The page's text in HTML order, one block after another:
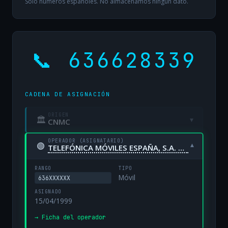
📞 636628339
CADENA DE ASIGNACIÓN
🏛 ORIGEN
CNMC ▾
🟢 OPERADOR (ASIGNATARIO)
TELEFÓNICA MÓVILES ESPAÑA, S.A. UNIPERSONAL ▾
RANGO
636XXXXXX
TIPO
Móvil
ASIGNADO
15/04/1999
→ Ficha del operador